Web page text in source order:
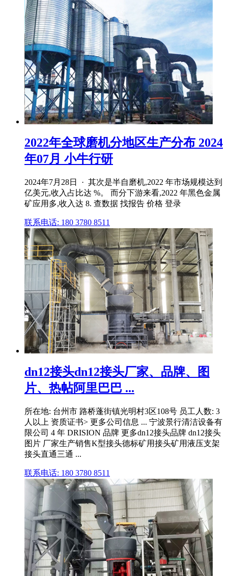
2022年全球磨机分地区生产分布 2024
年07月 小牛行研
2024年7月28日 · 其次是半自磨机,2022 年市场规模达到
亿美元,收入占比达 %。 而分下游来看,2022 年黑色金属
矿应用多,收入达 8. 查数据 找报告 价格 登录
联系电话: 180 3780 8511
dn12接头dn12接头厂家、品牌、图
片、热帖阿里巴巴 ...
所在地: 台州市 路桥蓬街镇光明村3区108号 员工人数: 3
人以上 资质证书> 更多公司信息 ... 宁波景行清洁设备有
限公司 4 年 DRISION 品牌 更多dn12接头品牌 dn12接头
图片 厂家生产销售K型接头德标矿用接头矿用液压支架
接头直通三通 ...
联系电话: 180 3780 8511